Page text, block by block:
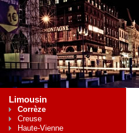
Limousin
Corrèze
Creuse
Haute-Vienne